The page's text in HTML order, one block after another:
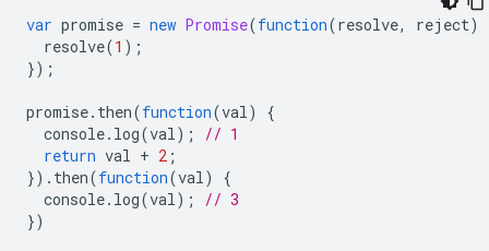
var promise = new Promise(function(resolve, reject)
resolve(1 );
});
promise. then(function(val)
{
console. log(val);
// 1
return val + 2 ;
}). then(function(val)
{
console. log(val);
// 3
})